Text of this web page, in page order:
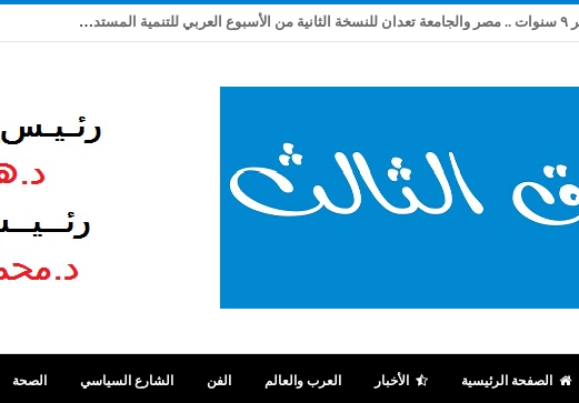
ربيع شاهين يكتب: بعد تعثر ٩ سنوات .. مصر والجامعة تعدان للنسخة الثانية من الأسبوع العربي للتنمية المستدامة
الصفحة الرئيسية الأخبار العرب والعالم الفن الشارع السياسي الصحة